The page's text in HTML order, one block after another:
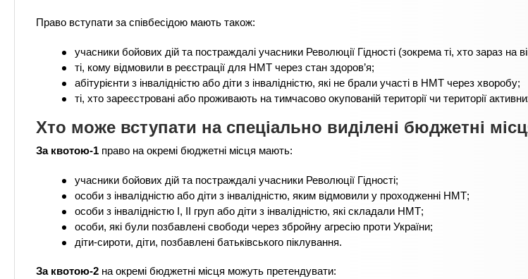
oПраво вступати за співбесідою мають також:
учасники бойових дій та постраждалі учасники Революції Гідності (зокрема ті, хто зараз на
ті, кому відмовили в реєстрації для НМТ через стан здоров’я;
абітурієнти з інвалідністю або діти з інвалідністю, які не брали участі в НМТ через хворобу;
ті, хто зареєстровані або проживають на тимчасово окупованій території чи території
Хто може вступати на спеціально виділені бюджетні
За квотою-1 право на окремі бюджетні місця мають:
учасники бойових дій та постраждалі учасники Революції Гідності;
особи з інвалідністю або діти з інвалідністю, яким відмовили у проходженні НМТ;
особи з інвалідністю I, II груп або діти з інвалідністю, які складали НМТ;
особи, які були позбавлені свободи через збройну агресію проти України;
діти-сироти, діти, позбавлені батьківського піклування.
За квотою-2 на окремі бюджетні місця можуть претендувати: